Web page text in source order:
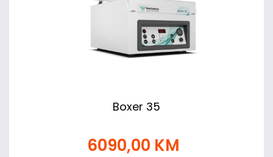
Boxer 35
6090,00 KM